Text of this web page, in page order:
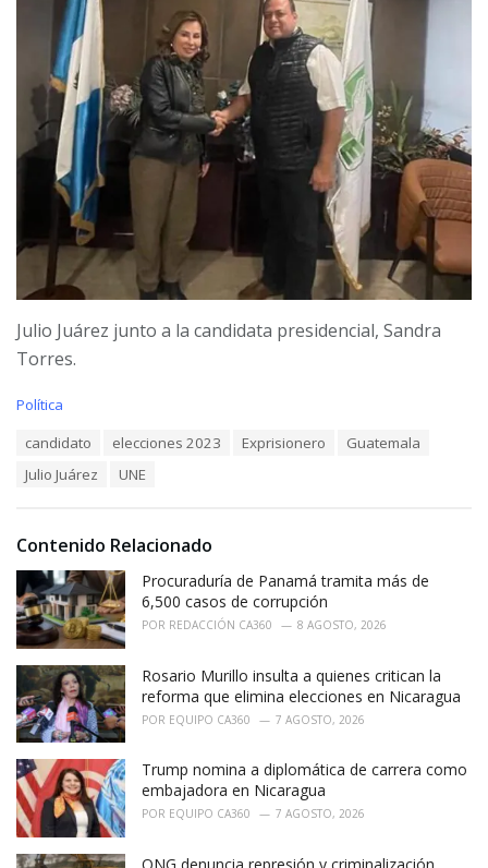
Julio Juárez junto a la candidata presidencial, Sandra
Torres.
C
g
i
:
Política
g
candidato elecciones 2023 Exprisionero
Guatemala
Julio Juárez
UNE
Contenido Relacionado
Procuraduría de Panamá tramita más de
6,500 casos de corrupción
POR REDACCIÓN CA360 8 AGOSTO, 2026
Rosario Murillo insulta a quienes critican la
reforma que elimina elecciones en Nicaragua
POR EQUIPO CA360 7 AGOSTO, 2026
Trump nomina a diplomática de carrera como
embajadora en Nicaragua
POR EQUIPO CA360 7 AGOSTO, 2026